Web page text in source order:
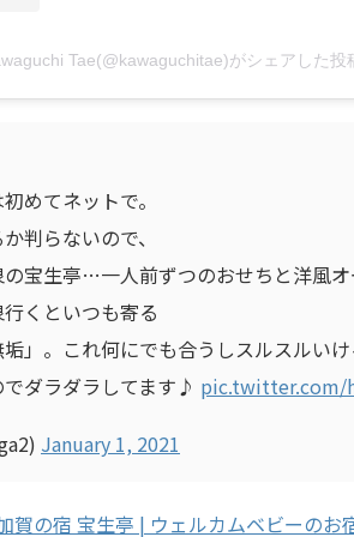
Tae(@kawaguchitae)がシェアした投
めてネットで。
判らないので、
宝生亭…一人前ずつのおせちと洋風
くといつも寄る
」。これ何にでも合うしスルスルい
ダラダラしてます♪ pic.twitter.com/
January 1, 2021
賀の宿 宝生亭 | ウェルカムベビーのお